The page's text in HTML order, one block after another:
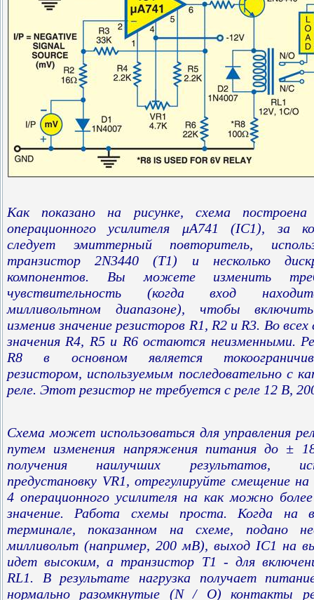
Как показано на рисунке, схема построена
операционного усилителя μA741 (IC1), за
следует эмиттерный повторитель,
транзистор 2N3440 (T1) и несколько
компонентов. Вы можете изменить
чувствительность (когда вход
милливольтном диапазоне), чтобы
изменив значение резисторов R1, R2 и R3. Во всех
значения R4, R5 и R6 остаются неизменными.
R8 в основном является
резистором, используемым последовательно с
реле. Этот резистор не требуется с реле 12 В,
Схема может использоваться для управления
путем изменения напряжения питания до ±
получения наилучших результатов,
предустановку VR1, отрегулируйте смещение
4 операционного усилителя на как можно более
значение. Работа схемы проста. Когда на
терминале, показанном на схеме, подано
милливольт (например, 200 мВ), выход IC1 на
идет высоким, а транзистор T1 - для
RL1. В результате нагрузка получает
нормально разомкнутые (N / O) контакты